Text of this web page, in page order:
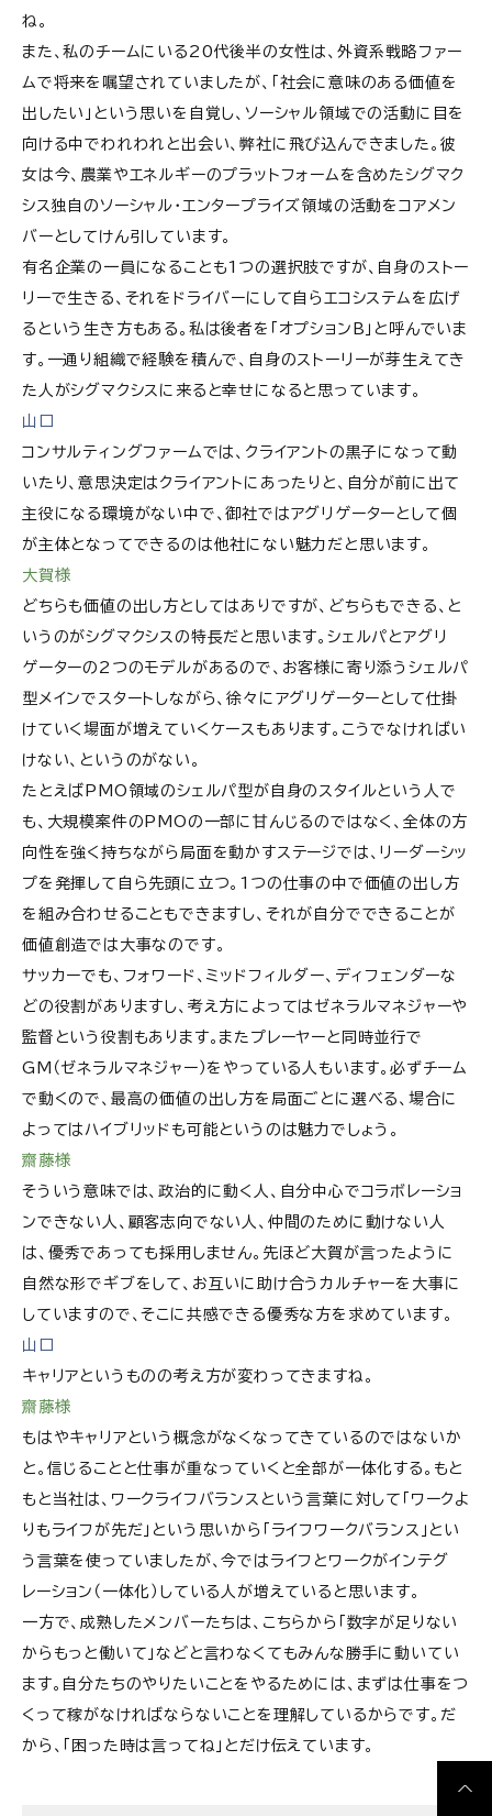
ね。
また、私のチームにいる20代後半の女性は、外資系戦略ファー
ムで将来を嘱望されていましたが、「社会に意味のある価値を
出したい」という思いを自覚し、ソーシャル領域での活動に目を
向ける中でわれわれと出会い、弊社に飛び込んできました。彼
女は今、農業やエネルギーのプラットフォームを含めたシグマク
シス独自のソーシャル・エンタープライズ領域の活動をコアメン
バーとしてけん引しています。
有名企業の一員になることも1つの選択肢ですが、自身のストー
リーで生きる、それをドライバーにして自らエコシステムを広げ
るという生き方もある。私は後者を「オプションB」と呼んでいま
す。一通り組織で経験を積んで、自身のストーリーが芽生えてき
た人がシグマクシスに来ると幸せになると思っています。
山口
コンサルティングファームでは、クライアントの黒子になって動
いたり、意思決定はクライアントにあったりと、自分が前に出て
主役になる環境がない中で、御社ではアグリゲーターとして個
が主体となってできるのは他社にない魅力だと思います。
大賀様
どちらも価値の出し方としてはありですが、どちらもできる、と
いうのがシグマクシスの特長だと思います。シェルパとアグリ
ゲーターの2つのモデルがあるので、お客様に寄り添うシェルパ
型メインでスタートしながら、徐々にアグリゲーターとして仕掛
けていく場面が増えていくケースもあります。こうでなければい
けない、というのがない。
たとえばPMO領域のシェルパ型が自身のスタイルという人で
も、大規模案件のPMOの一部に甘んじるのではなく、全体の方
向性を強く持ちながら局面を動かすステージでは、リーダーシッ
プを発揮して自ら先頭に立つ。1つの仕事の中で価値の出し方
を組み合わせることもできますし、それが自分でできることが
価値創造では大事なのです。
サッカーでも、フォワード、ミッドフィルダー、ディフェンダーな
どの役割がありますし、考え方によってはゼネラルマネジャーや
監督という役割もあります。またプレーヤーと同時並行で
GM（ゼネラルマネジャー）をやっている人もいます。必ずチーム
で動くので、最高の価値の出し方を局面ごとに選べる、場合に
よってはハイブリッドも可能というのは魅力でしょう。
齋藤様
そういう意味では、政治的に動く人、自分中心でコラボレーショ
ンできない人、顧客志向でない人、仲間のために動けない人
は、優秀であっても採用しません。先ほど大賀が言ったように
自然な形でギブをして、お互いに助け合うカルチャーを大事に
していますので、そこに共感できる優秀な方を求めています。
山口
キャリアというものの考え方が変わってきますね。
齋藤様
もはやキャリアという概念がなくなってきているのではないか
と。信じることと仕事が重なっていくと全部が一体化する。もと
もと当社は、ワークライフバランスという言葉に対して「ワークよ
りもライフが先だ」という思いから「ライフワークバランス」とい
う言葉を使っていましたが、今ではライフとワークがインテグ
レーション（一体化）している人が増えていると思います。
一方で、成熟したメンバーたちは、こちらから「数字が足りない
からもっと働いて」などと言わなくてもみんな勝手に動いてい
ます。自分たちのやりたいことをやるためには、まずは仕事をつ
くって稼がなければならないことを理解しているからです。だ
から、「困った時は言ってね」とだけ伝えています。